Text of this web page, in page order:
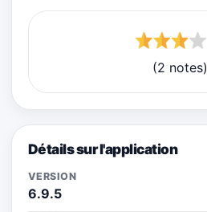
(2 notes)
Détails sur l'application
VERSION
6.9.5